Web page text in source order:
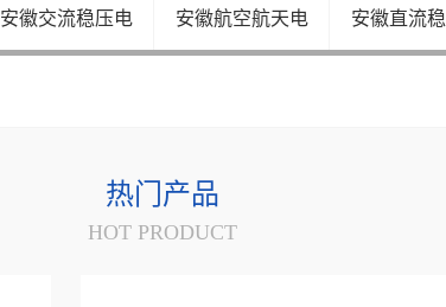
安徽交流稳压电 安徽航空航天电 安徽直流
热门产品
HOT PRODUCT